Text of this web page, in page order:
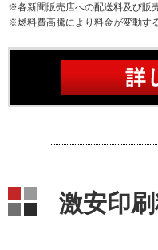
※各新聞販売店への配送料及び販
※燃料費高騰により料金が変動す
激安印